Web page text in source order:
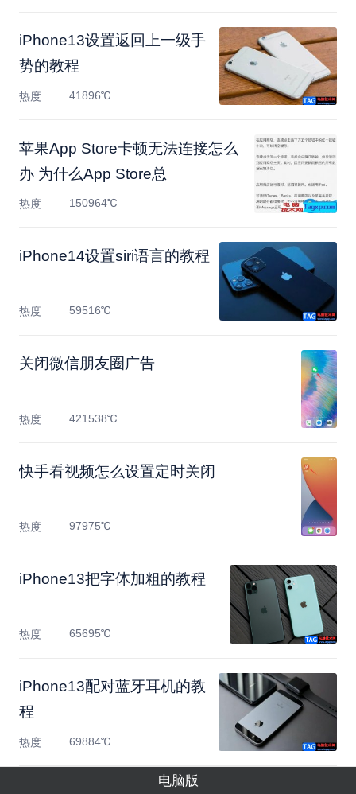
​iPhone13设置返回上一级手
势的教程
热度 41896℃
苹果App Store卡顿无法连接怎么
办 为什么App Store总
热度 150964℃
​iPhone14设置siri语言的教程
热度 59516℃
关闭微信朋友圈广告
热度 421538℃
快手看视频怎么设置定时关闭
热度 97975℃
​iPhone13把字体加粗的教程
热度 65695℃
​iPhone13配对蓝牙耳机的教
程
热度 69884℃
电脑版